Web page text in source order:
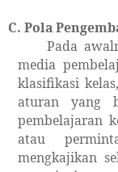
C. Pola
Pada
media
klasifikasi
aturan yang
pembelajaran
atau
mengkajikan